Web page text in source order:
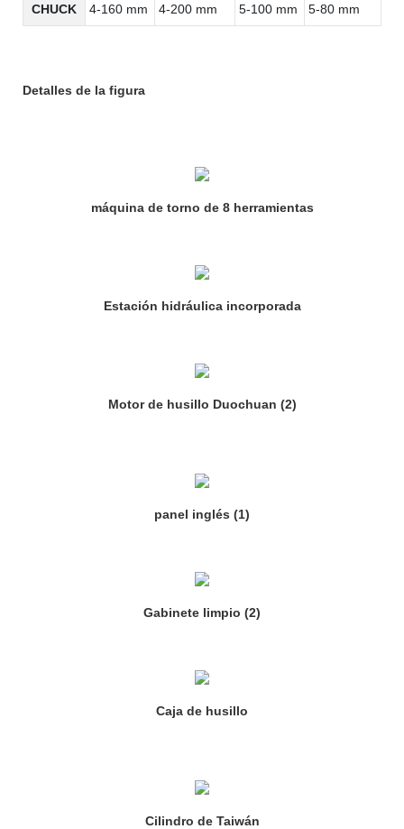
CHUCK 4-160 mm 4-200 mm 5-100 mm 5-80 mm
Detalles de la figura
máquina de torno de 8 herramientas
Estación hidráulica incorporada
Motor de husillo Duochuan (2)
panel inglés (1)
Gabinete limpio (2)
Caja de husillo
Cilindro de Taiwán